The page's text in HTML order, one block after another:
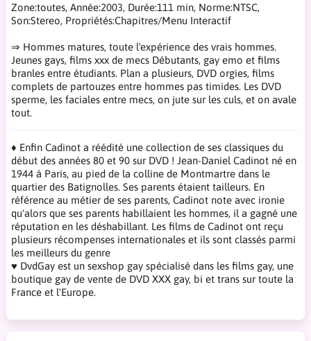
Zone:toutes, Année:2003, Durée:111 min, Norme:NTSC,
Son:Stereo, Propriétés:Chapitres/Menu Interactif
⇒ Hommes matures, toute l'expérience des vrais hommes.
Jeunes gays, films xxx de mecs Débutants, gay emo et films
branles entre étudiants. Plan a plusieurs, DVD orgies, films
complets de partouzes entre hommes pas timides. Les DVD
sperme, les faciales entre mecs, on jute sur les culs, et on avale
tout.
♦ Enfin Cadinot a réédité une collection de ses classiques du
début des années 80 et 90 sur DVD ! Jean-Daniel Cadinot né en
1944 à Paris, au pied de la colline de Montmartre dans le
quartier des Batignolles. Ses parents étaient tailleurs. En
référence au métier de ses parents, Cadinot note avec ironie
qu'alors que ses parents habillaient les hommes, il a gagné une
réputation en les déshabillant. Les films de Cadinot ont reçu
plusieurs récompenses internationales et ils sont classés parmi
les meilleurs du genre
♥ DvdGay est un sexshop gay spécialisé dans les films gay, une
boutique gay de vente de DVD XXX gay, bi et trans sur toute la
France et l'Europe.